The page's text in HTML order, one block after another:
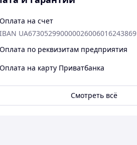
Оплата на счет
IBAN UA673052990000026006016243869
Оплата по реквизитам предприятия
Оплата на карту Приватбанка
Смотреть всё